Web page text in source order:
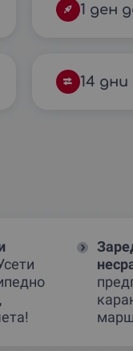
1 ден
14